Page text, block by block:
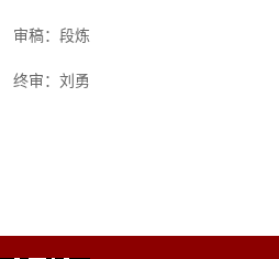
审稿：段炼
终审：刘勇